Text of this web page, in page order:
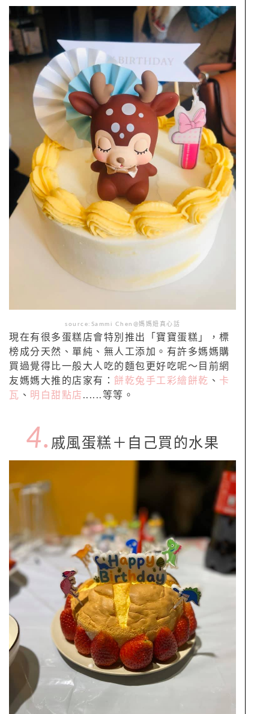
source:Sammi Chen@媽媽妞真心話
現在有很多蛋糕店會特別推出「寶寶蛋糕」，標
榜成分天然、單純、無人工添加。有許多媽媽購
買過覺得比一般大人吃的麵包更好吃呢～目前網
友媽媽大推的店家有： 餅乾兔手工彩繪餅乾 、 卡
瓦 、 明白甜點店 ......等等。
4. 戚風蛋糕＋自己買的水果